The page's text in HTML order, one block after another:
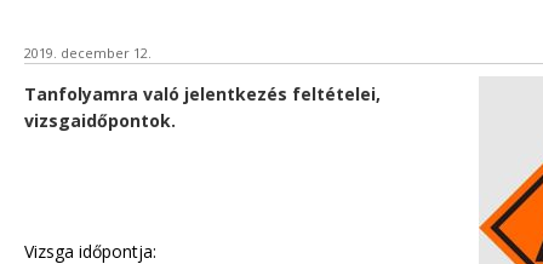
2019. december 12.
Tanfolyamra való jelentkezés feltételei,
vizsgaidőpontok.
Vizsga időpontja: